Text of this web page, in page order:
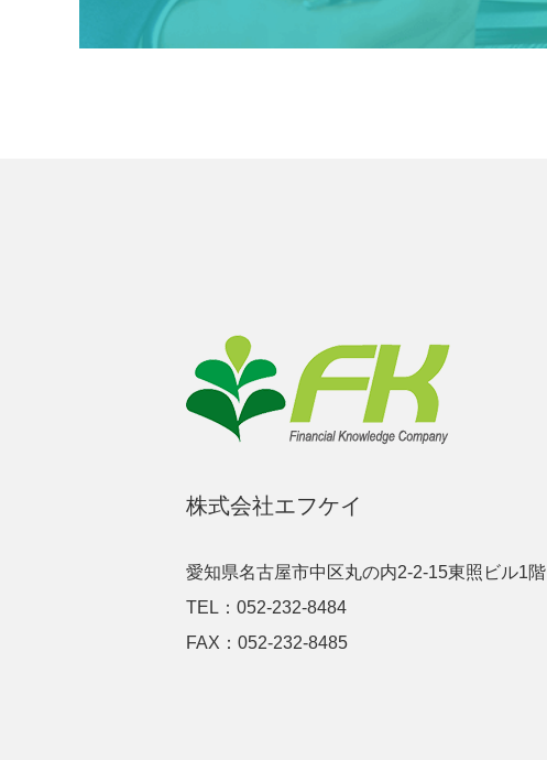
株式会社エフケイ
愛知県名古屋市中区丸の内2-2-15東照ビル1階
TEL：052-232-8484
FAX：052-232-8485